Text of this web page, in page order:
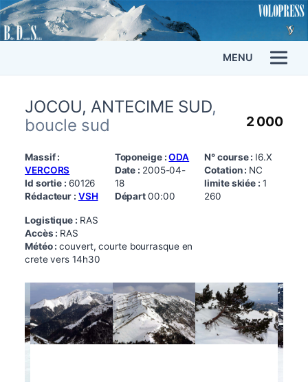
MENU
JOCOU, ANTECIME SUD,
boucle sud
2 000
Massif :
VERCORS
Id sortie : 60126
Rédacteur : VSH
Toponeige :ODA
Date : 2005-04-
18
Départ00:00
N° course : I6.X
Cotation : NC
limite skiée : 1
260
Logistique : RAS
Accès : RAS
Météo :couvert, courte bourrasque en
crete vers 14h30